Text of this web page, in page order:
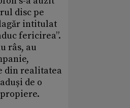
disc pe
intitulat
fericirea”.
râs, au
din realitatea
de o